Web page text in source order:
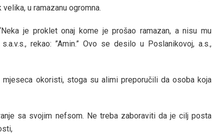
u ramazanu ogromna.
je proklet onaj kome je prošao ramazan, a nisu mu
rekao: ”Amin.” Ovo se desilo u Poslanikovoj, a.s.,
okoristi, stoga su alimi preporučili da osoba koja
sa svojim nefsom. Ne treba zaboraviti da je cilj posta